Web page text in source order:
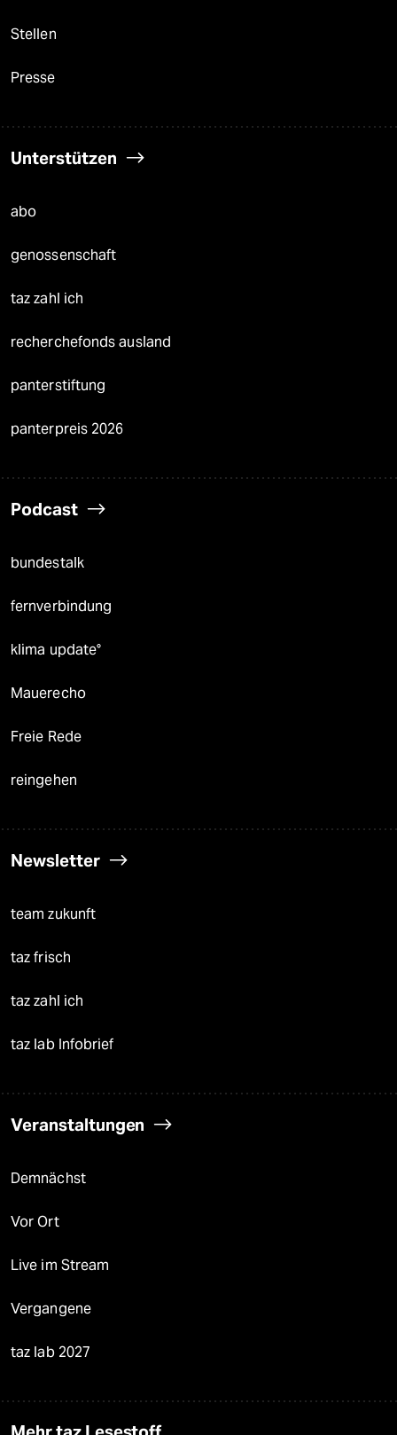
Stellen
Presse
Unterstützen
abo
genossenschaft
taz zahl ich
recherchefonds ausland
panterstiftung
panterpreis 2026
Podcast
bundestalk
fernverbindung
klima update°
Mauerecho
Freie Rede
reingehen
Newsletter
team zukunft
taz frisch
taz zahl ich
taz lab Infobrief
Veranstaltungen
Demnächst
Vor Ort
Live im Stream
Vergangene
taz lab 2027